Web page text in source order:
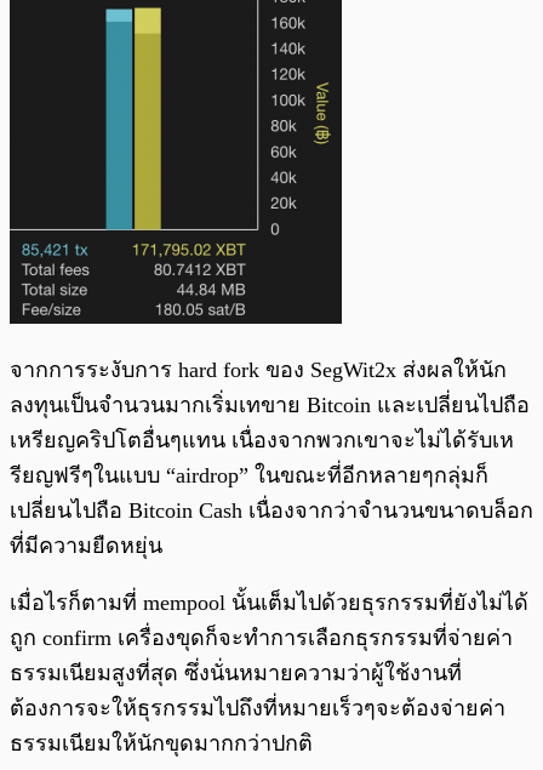
จากการระงับการ hard fork ของ SegWit2x ส่งผลให้นัก
ลงทุนเป็นจำนวนมากเริ่มเทขาย Bitcoin และเปลี่ยนไปถือ
เหรียญคริปโตอื่นๆแทน เนื่องจากพวกเขาจะไม่ได้รับเห
รียญฟรีๆในแบบ “airdrop” ในขณะที่อีกหลายๆกลุ่มก็
เปลี่ยนไปถือ Bitcoin Cash เนื่องจากว่าจำนวนขนาดบล็อก
ที่มีความยืดหยุ่น
เมื่อไรก็ตามที่ mempool นั้นเต็มไปด้วยธุรกรรมที่ยังไม่ได้
ถูก confirm เครื่องขุดก็จะทำการเลือกธุรกรรมที่จ่ายค่า
ธรรมเนียมสูงที่สุด ซึ่งนั่นหมายความว่าผู้ใช้งานที่
ต้องการจะให้ธุรกรรมไปถึงที่หมายเร็วๆจะต้องจ่ายค่า
ธรรมเนียมให้นักขุดมากกว่าปกติ